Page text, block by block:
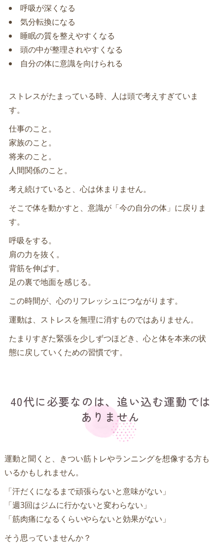
呼吸が深くなる
気分転換になる
睡眠の質を整えやすくなる
頭の中が整理されやすくなる
自分の体に意識を向けられる
ストレスがたまっている時、人は頭で考えすぎていま
す。
仕事のこと。
家族のこと。
将来のこと。
人間関係のこと。
考え続けていると、心は休まりません。
そこで体を動かすと、意識が「今の自分の体」に戻りま
す。
呼吸をする。
肩の力を抜く。
背筋を伸ばす。
足の裏で地面を感じる。
この時間が、心のリフレッシュにつながります。
運動は、ストレスを無理に消すものではありません。
たまりすぎた緊張を少しずつほどき、心と体を本来の状
態に戻していくための習慣です。
40代に必要なのは、追い込む運動では
ありません
運動と聞くと、きつい筋トレやランニングを想像する方も
いるかもしれません。
「汗だくになるまで頑張らないと意味がない」
「週3回はジムに行かないと変わらない」
「筋肉痛になるくらいやらないと効果がない」
そう思っていませんか？